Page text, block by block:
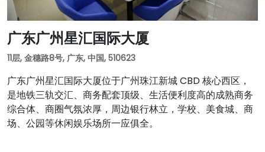
广东广州星汇国际大厦
11层, 金穗路8号, 广东, 中国, 510623
广东广州星汇国际大厦位于广州珠江新城 CBD 核心西区，
是地铁三轨交汇、商务配套顶级、生活便利度高的成熟商务
综合体、商圈气氛浓厚，周边银行林立，学校、美食城、商
场、公园等休闲娱乐场所一应俱全。